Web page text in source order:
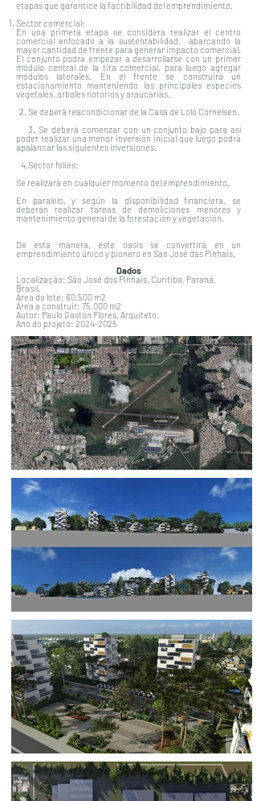
etapas que garantice la factibilidad del emprendimiento.
Sector comercial:
En una primera etapa se considera realizar el centro
comercial enfocado a la sustentabilidad, abarcando la
mayor cantidad de frente para generar impacto comercial.
El conjunto podrá empezar a desarrollarse con un primer
módulo central de la tira comercial, para luego agregar
módulos laterales. En el frente se construirá un
estacionamiento manteniendo las principales especies
vegetales, árboles notorios y araucarias.
2. Se deberá reacondicionar de la Casa de Lolô Cornelsen.
3.
Se deberá comenzar con un conjunto bajo para así
poder realizar una menor inversión inicial que luego podrá
apalancar las siguientes inversiones.
4.Sector folies:
Se realizará en cualquier momento del emprendimiento.
En paralelo, y según la disponibilidad financiera, se
deberán realizar tareas de demoliciones menores y
mantenimiento general de la forestación y vegetación.
De esta manera, este oasis se convertirá en un
emprendimiento único y pionero en San José das Pinhais.
Dados
Localização: São José dos Pinhais, Curitiba, Paraná,
Brasil.
Área do lote: 60.500 m2
Área a construir: 75.000 m2
Autor: Paulo Gastón Flores, Arquiteto.
Ano do projeto: 2024-2025